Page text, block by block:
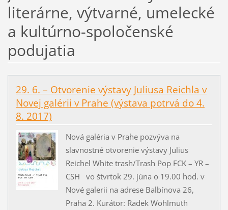
literárne, výtvarné, umelecké
a kultúrno-spoločenské
podujatia
29. 6. – Otvorenie výstavy Juliusa Reichla v
Novej galérii v Prahe (výstava potrvá do 4.
8. 2017)
Nová galéria v Prahe pozvýva na
slavnostné otvorenie výstavy Julius
Reichel White trash/Trash Pop FCK – YR –
CSH vo štvrtok 29. júna o 19.00 hod. v
Nové galerii na adrese Balbínova 26,
Praha 2. Kurátor: Radek Wohlmuth